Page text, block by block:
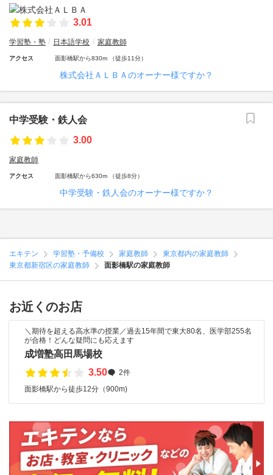
3.01
学習塾・塾 日本語学校 家庭教師
アクセス 面影橋駅から830m （徒歩11分）
株式会社ＡＬＢＡのオーナー様ですか？
中学受験・鉄人会
3.00
家庭教師
アクセス 面影橋駅から630m （徒歩8分）
中学受験・鉄人会のオーナー様ですか？
エキテン 学習塾・予備校 家庭教師
東京都内の家庭教師
東京都新宿区の家庭教師
面影橋駅の家庭教師
お近くのお店
＼期待を超える高水準の授業／過去15年間で東大80名、医学部255名
が合格！どんな疑問にも応えます
成増塾高田馬場校
3.50
2件
面影橋駅から徒歩12分（900m)